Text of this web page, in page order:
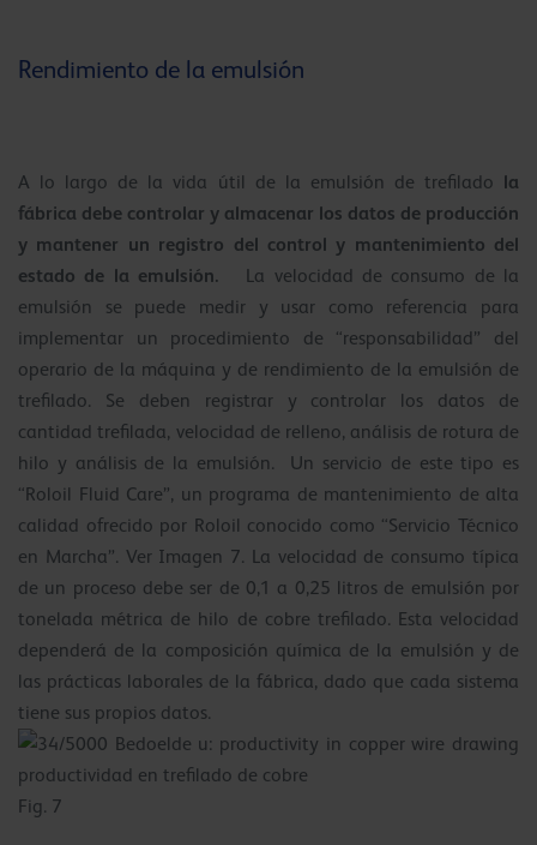
Rendimiento de la emulsión
A lo largo de la vida útil de la emulsión de trefilado la
fábrica debe controlar y almacenar los datos de producción
y mantener un registro del control y mantenimiento del
estado de la emulsión.
La velocidad de consumo de la
emulsión se puede medir y usar como referencia para
implementar un procedimiento de “responsabilidad” del
operario de la máquina y de rendimiento de la emulsión de
trefilado. Se deben registrar y controlar los datos de
cantidad trefilada, velocidad de relleno, análisis de rotura de
hilo y análisis de la emulsión. Un servicio de este tipo es
“Roloil Fluid Care”, un programa de mantenimiento de alta
calidad ofrecido por Roloil conocido como “Servicio Técnico
en Marcha”. Ver Imagen 7. La velocidad de consumo típica
de un proceso debe ser de 0,1 a 0,25 litros de emulsión por
tonelada métrica de hilo de cobre trefilado. Esta velocidad
dependerá de la composición química de la emulsión y de
las prácticas laborales de la fábrica, dado que cada sistema
tiene sus propios datos.
Fig. 7